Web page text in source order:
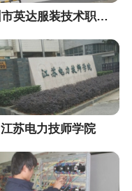
苏州市英达服装技术职业培训学校
江苏电力技师学院